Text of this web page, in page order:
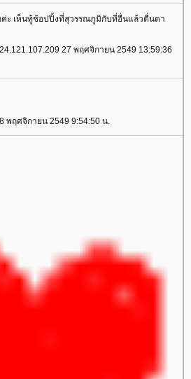
ะ เห็นทู้ช้อปปิ้งที่สุวรรณภูมิกับที่อื่นแล้วตื่นตา
27 พฤศจิกายน 2549 13:59:36
พฤศจิกายน 2549 9:54:50 น.